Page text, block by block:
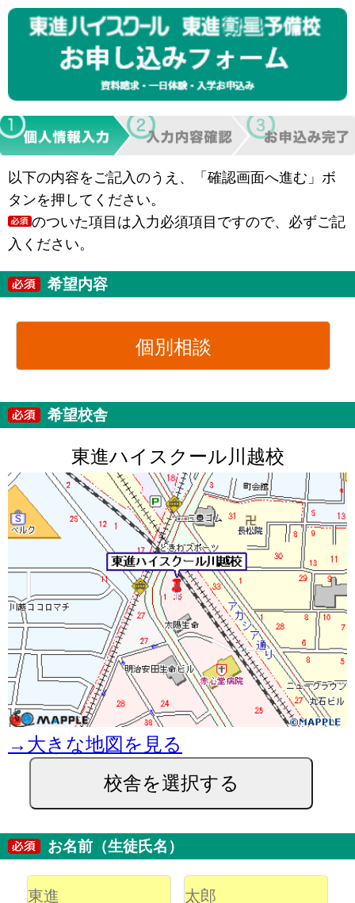
以下の内容をご記入のうえ、「確認画面へ進む」ボ
タンを押してください。
のついた項目は入力必須項目ですので、必ずご記
入ください。
希望内容
個別相談
希望校舎
東進ハイスクール川越校
→大きな地図を見る
校舎を選択する
お名前（生徒氏名）